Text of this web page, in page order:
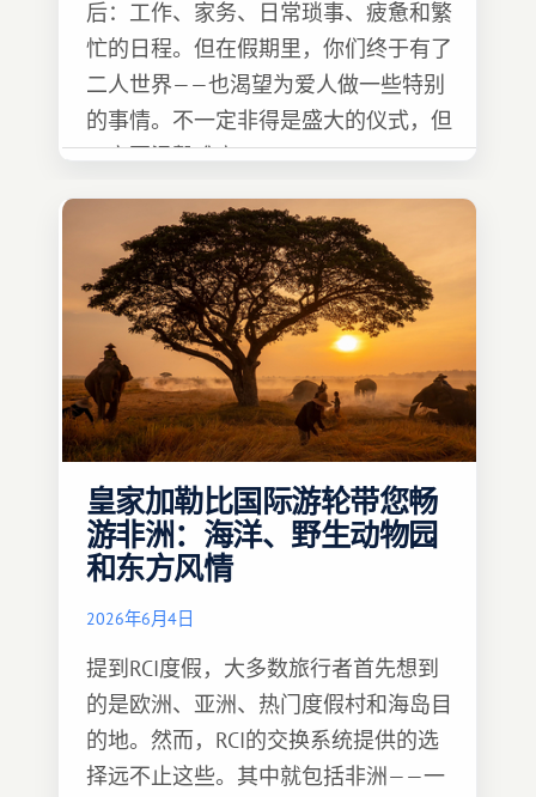
后：工作、家务、日常琐事、疲惫和繁
忙的日程。但在假期里，你们终于有了
二人世界——也渴望为爱人做一些特别
的事情。不一定非得是盛大的仪式，但
一定要温馨难忘 :)
皇家加勒比国际游轮带您畅
游非洲：海洋、野生动物园
和东方风情
2026年6月4日
提到RCI度假，大多数旅行者首先想到
的是欧洲、亚洲、热门度假村和海岛目
的地。然而，RCI的交换系统提供的选
择远不止这些。其中就包括非洲——一